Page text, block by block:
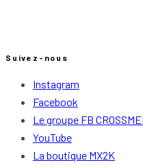
Suivez-nous
Instagram
Facebook
Le groupe FB
YouTube
La boutique MX2K